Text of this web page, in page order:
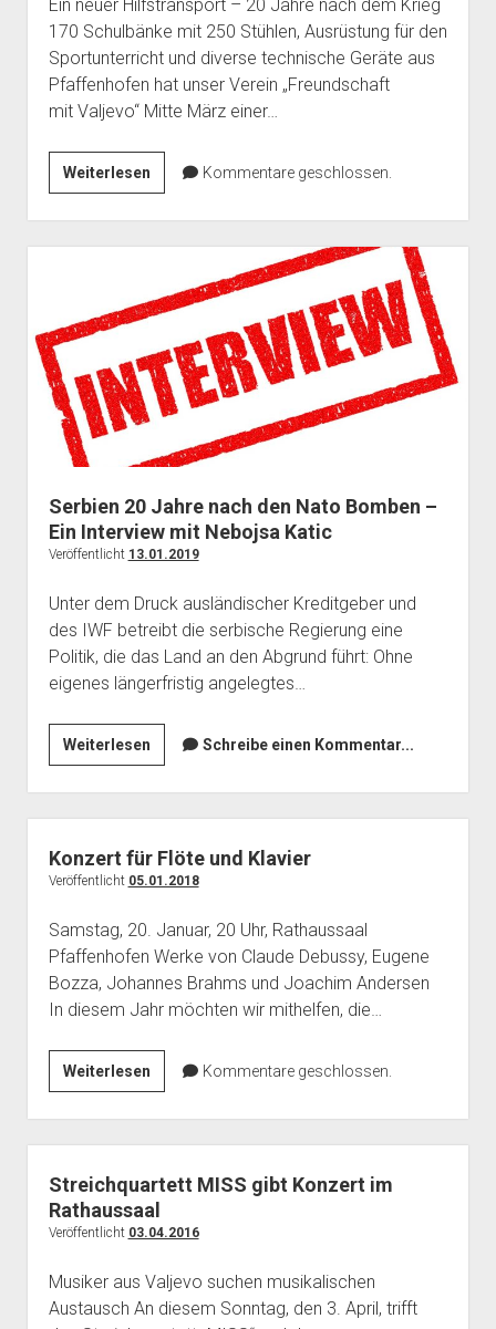
Ein neuer Hilfstransport – 20 Jahre nach dem Krieg
170 Schulbänke mit 250 Stühlen, Ausrüstung für den
Sportunterricht und diverse technische Geräte aus
Pfaffenhofen hat unser Verein „Freundschaft
mit Valjevo“ Mitte März einer…
WeiterlesenPfaffenhofener
Schulbänke
für
Schüler
Valjevo
Kommentare geschlossen.
Serbien 20 Jahre nach den Nato Bomben –
Ein Interview mit Nebojsa Katic
Veröffentlicht 13.01.2019
Unter dem Druck ausländischer Kreditgeber und
des IWF betreibt die serbische Regierung eine
Politik, die das Land an den Abgrund führt: Ohne
eigenes längerfristig angelegtes…
WeiterlesenSerbien
20
Jahre
nach
den
Nato
–
Ein
Interview
mit
Katic
Schreibe einen Kommentar...
Konzert für Flöte und Klavier
Veröffentlicht 05.01.2018
Samstag, 20. Januar, 20 Uhr, Rathaussaal
Pfaffenhofen Werke von Claude Debussy, Eugene
Bozza, Johannes Brahms und Joachim Andersen
In diesem Jahr möchten wir mithelfen, die…
WeiterlesenKonzert
für
Flöte
und
Klavier
Kommentare geschlossen.
Streichquartett MISS gibt Konzert im
Rathaussaal
Veröffentlicht 03.04.2016
Musiker aus Valjevo suchen musikalischen
Austausch An diesem Sonntag, den 3. April, trifft